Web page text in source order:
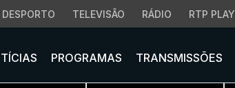
DESPORTO TELEVISÃO RÁDIO RTP PLAY
PROGRAMAS TRANSMISSÕES